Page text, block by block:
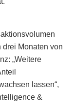
Monaten von
„Weitere
lassen“,
&